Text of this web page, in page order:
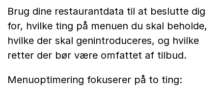
Brug dine restaurantdata til at beslutte dig
for, hvilke ting på menuen du skal beholde,
hvilke der skal genintroduceres, og hvilke
retter der bør være omfattet af tilbud.
Menuoptimering fokuserer på to ting: